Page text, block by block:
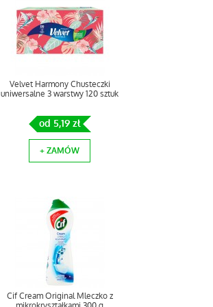
Velvet Harmony Chusteczki
uniwersalne 3 warstwy 120 sztuk
od 5,19 zł
+ ZAMÓW
Cif Cream Original Mleczko z